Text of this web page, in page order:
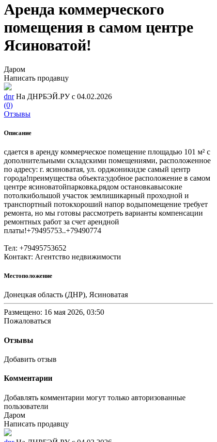
Аренда коммерческого
помещения в самом центре
Ясиноватой!
Даром
Написать продавцу
dnr На ДНРБЭЙ.РУ с 04.02.2026
(0)
Отзывы
Описание
сдается в аренду коммерческое помещение площадью 101 м² с
дополнительными складскими помещениями, расположенное
по адресу: г. ясиноватая, ул. орджоникидзе самый центр
города!преимущества объекта:удобное расположение в самом
центре ясиноватойпарковка,рядом остановкавысокие
потолкибольшой участок землишикарный проходной и
транспортный потокхороший напор водыпомещение требует
ремонта, но мы готовы рассмотреть варианты компенсации
ремонтных работ за счет арендной
платы!+79495753..+79490774
Тел: +79495753652
Контакт: Агентство недвижимости
Местоположение
Донецкая область (ДНР), Ясиноватая
Размещено: 16 мая 2026, 03:50
Пожаловаться
Отзывы
Добавить отзыв
Комментарии
Добавлять комментарии могут только авторизованные
пользователи
Даром
Написать продавцу